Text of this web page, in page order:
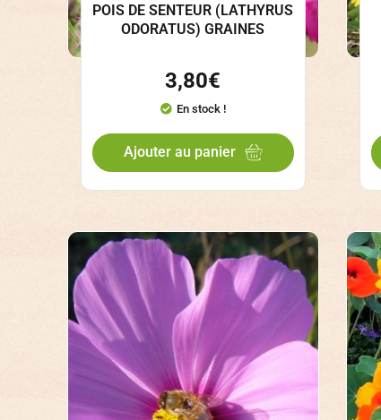
POIS DE SENTEUR (LATHYRUS
ODORATUS) GRAINES
3,80€
En stock !
Ajouter au panier